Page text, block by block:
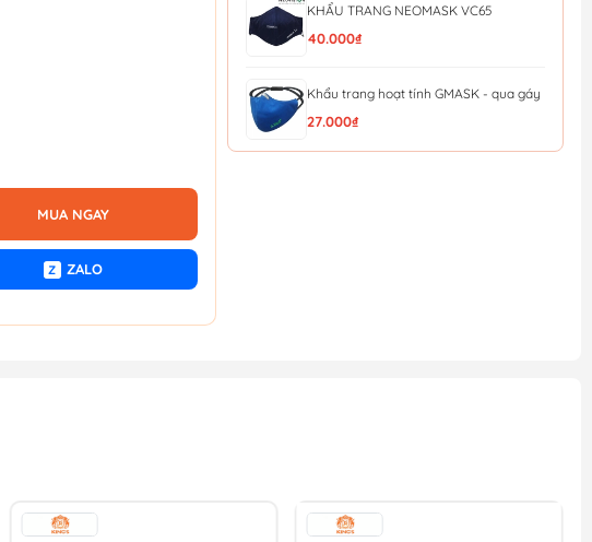
MUA NGAY
Z ZALO
KHẨU TRANG NEOMASK VC65
40.000₫
Khẩu trang hoạt tính GMASK - qua gáy
27.000₫